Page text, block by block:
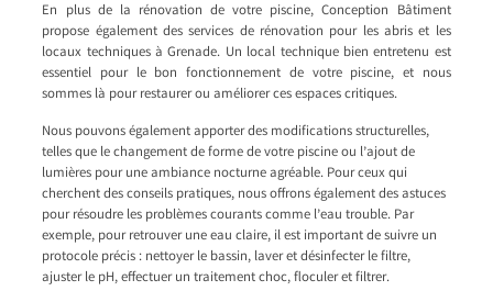
En plus de la rénovation de votre piscine, Conception Bâtiment
propose également des services de rénovation pour les abris et les
locaux techniques à Grenade. Un local technique bien entretenu est
essentiel pour le bon fonctionnement de votre piscine, et nous
sommes là pour restaurer ou améliorer ces espaces critiques.
Nous pouvons également apporter des modifications structurelles,
telles que le changement de forme de votre piscine ou l’ajout de
lumières pour une ambiance nocturne agréable. Pour ceux qui
cherchent des conseils pratiques, nous offrons également des astuces
pour résoudre les problèmes courants comme l’eau trouble. Par
exemple, pour retrouver une eau claire, il est important de suivre un
protocole précis : nettoyer le bassin, laver et désinfecter le filtre,
ajuster le pH, effectuer un traitement choc, floculer et filtrer.